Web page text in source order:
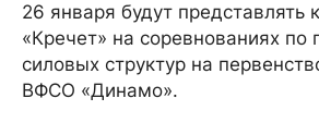
26 января будут
«Кречет» на соревнованиях по
силовых структур на
ВФСО «Динамо».